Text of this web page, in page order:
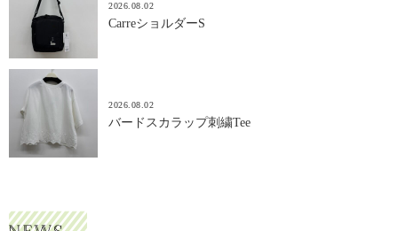
2026.08.02
CarreショルダーS
2026.08.02
バードスカラップ刺繍Tee